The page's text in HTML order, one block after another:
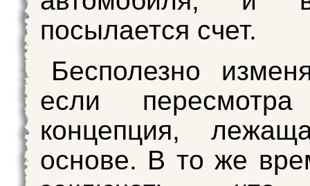
посылается счет.
Бесполезно
если пересмотра
концепция,
основе. В то же